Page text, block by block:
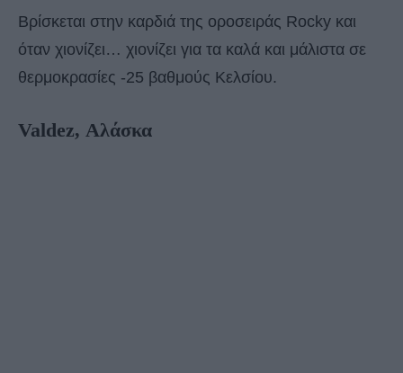
Βρίσκεται στην καρδιά της οροσειράς Rocky και
όταν χιονίζει… χιονίζει για τα καλά και μάλιστα σε
θερμοκρασίες -25 βαθμούς Κελσίου.
Valdez, Αλάσκα